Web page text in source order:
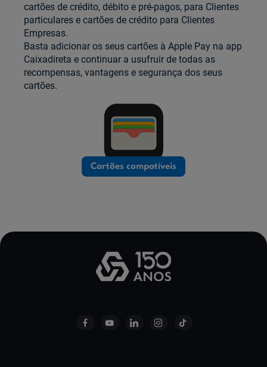
cartões de crédito, débito e pré‑pagos, para Clientes
particulares e cartões de crédito para Clientes
Empresas.
Basta adicionar os seus cartões à Apple Pay na app
Caixadireta e continuar a usufruir de todas as
recompensas, vantagens e segurança dos seus
cartões.
Cartões compatíveis